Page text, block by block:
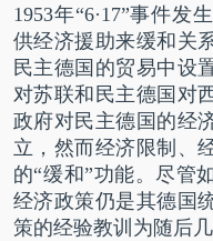
1953年“6·17”事件发
供经济援助来缓和关
民主德国的贸易中设
对苏联和民主德国对
政府对民主德国的经
立，然而经济限制、
的“缓和”功能。尽管
经济政策仍是其德国
策的经验教训为随后